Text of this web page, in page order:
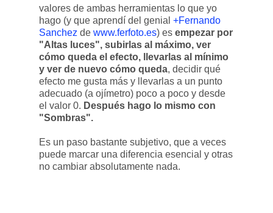
valores de ambas herramientas lo que yo
hago (y que aprendí del genial +Fernando
Sanchez de www.ferfoto.es) es empezar por
"Altas luces", subirlas al máximo, ver
cómo queda el efecto, llevarlas al mínimo
y ver de nuevo cómo queda, decidir qué
efecto me gusta más y llevarlas a un punto
adecuado (a ojímetro) poco a poco y desde
el valor 0. Después hago lo mismo con
"Sombras".
Es un paso bastante subjetivo, que a veces
puede marcar una diferencia esencial y otras
no cambiar absolutamente nada.